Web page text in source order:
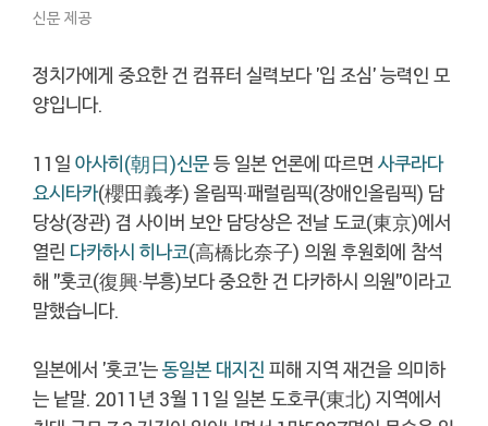
신문 제공
정치가에게 중요한 건 컴퓨터 실력보다 '입 조심' 능력인 모
양입니다.
11일 아사히(朝日)신문등 일본 언론에 따르면 사쿠라다
요시타카(櫻田義孝) 올림픽·패럴림픽(장애인올림픽) 담
당상(장관) 겸 사이버 보안 담당상은 전날 도쿄(東京)에서
열린 다카하시 히나코(高橋比奈子) 의원 후원회에 참석
해 "훗코(復興·부흥)보다 중요한 건 다카하시 의원"이라고
말했습니다.
일본에서 '훗코'는동일본 대지진 피해 지역 재건을 의미하
는 낱말. 2011년 3월 11일 일본 도호쿠(東北) 지역에서